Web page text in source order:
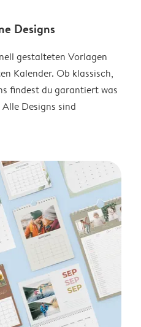
Designs
gestalteten Vorlagen
Kalender. Ob klassisch,
findest du garantiert was
Alle Designs sind